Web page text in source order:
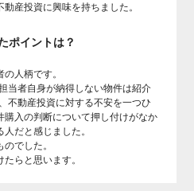
産投資に興味を持ちました。
ポイントは？
人柄です。
当者自身が納得しない物件は紹介
不動産投資に対する不安を一つひ
購入の判断について押し付けがなか
だと感じました。
でした。
らと思います。